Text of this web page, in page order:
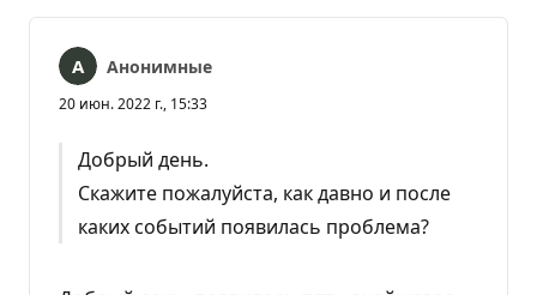
Анонимные
20 июн. 2022 г., 15:33
Добрый день.
Скажите пожалуйста, как давно и после
каких событий появилась проблема?